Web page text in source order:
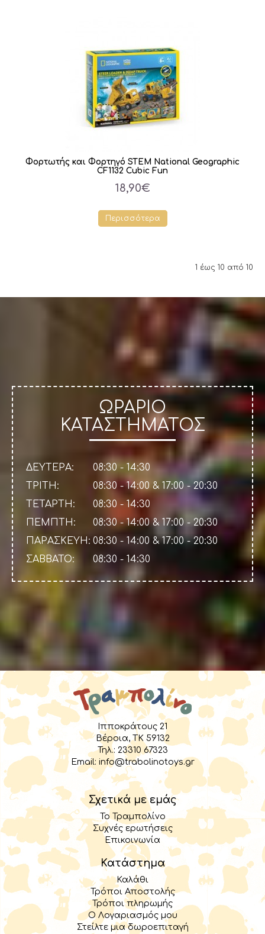
Φορτωτής και Φορτηγό STEM National Geographic
CF1132 Cubic Fun
18,90€
Περισσότερα
1 έως 10 από 10
ΩΡΑΡΙΟ
ΚΑΤΑΣΤΗΜΑΤΟΣ
ΔΕΥΤΕΡΑ:
08:30 - 14:30
ΤΡΙΤΗ:
08:30 - 14:00 & 17:00 - 20:30
ΤΕΤΑΡΤΗ:
08:30 - 14:30
ΠΕΜΠΤΗ:
08:30 - 14:00 & 17:00 - 20:30
ΠΑΡΑΣΚΕΥΗ: 08:30 - 14:00 & 17:00 - 20:30
ΣΑΒΒΑΤΟ:
08:30 - 14:30
Ιπποκράτους 21
Βέροια, TK 59132
Τηλ.: 23310 67323
Email: info@trabolinotoys.gr
Σχετικά με εμάς
Το Τραμπολίνο
Συχνές ερωτήσεις
Επικοινωνία
Κατάστημα
Καλάθι
Τρόποι Αποστολής
Τρόποι πληρωμής
Ο Λογαριασμός μου
Στείλτε μια δωροεπιταγή